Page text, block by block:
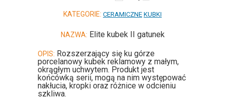
KATEGORIE: CERAMICZNE KUBKI
NAZWA: Elite kubek II gatunek
OPIS: Rozszerzający się ku górze
porcelanowy kubek reklamowy z małym,
okrągłym uchwytem. Produkt jest
końcówką serii, mogą na nim występować
nakłucia, kropki oraz różnice w odcieniu
szkliwa.